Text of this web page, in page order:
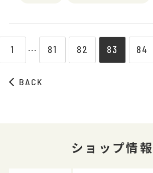
BACK
1 ⋯ 81 82 83 84
ショップ情報